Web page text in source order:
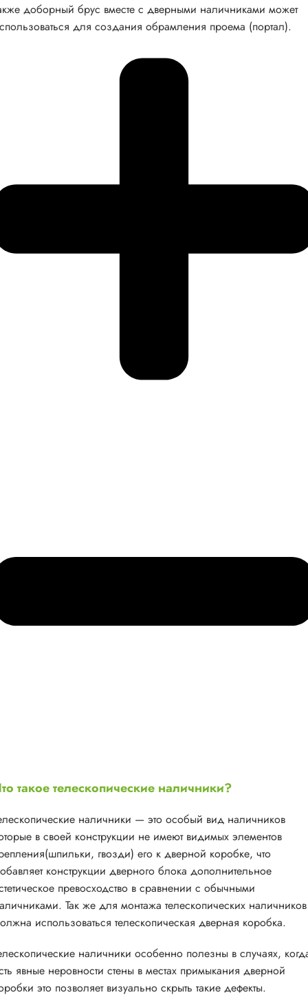
доборный брус вместе с дверными наличниками может
для создания обрамления проема (портал).
такое телескопические наличники?
наличники — это особый вид наличников
в своей конструкции не имеют видимых элементов
гвозди) его к дверной коробке, что
конструкции дверного блока дополнительное
превосходство в сравнении с обычными
Так же для монтажа телескопических наличников
использоваться телескопическая дверная коробка.
наличники особенно полезны в случаях,
явные неровности стены в местах примыкания дверной
это позволяет визуально скрыть такие дефекты.